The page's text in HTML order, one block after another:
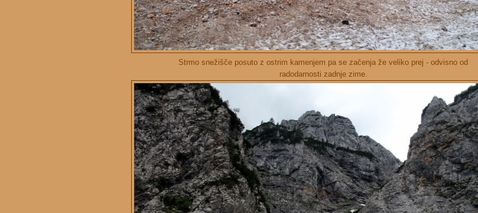
Strmo snežišče posuto z ostrim kamenjem pa se začenja že veliko prej - odvisno od
radodarnosti zadnje zime.